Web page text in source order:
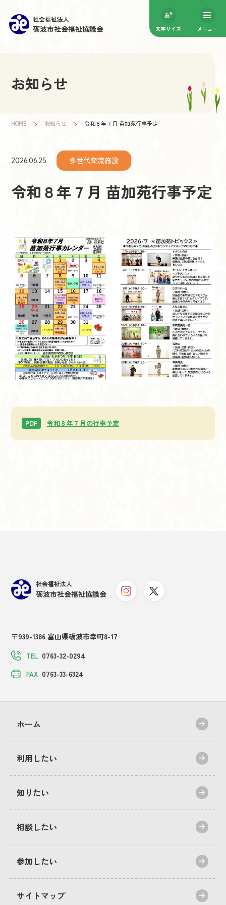
社会福祉法人
砺波市社会福祉協議会 文字サイズ メニュー
お知らせ
HOME お知らせ 令和８年７月 苗加苑行事予定
2026.06.25 多世代交流施設
令和８年７月 苗加苑行事予定
PDF 令和８年７月の行事予定
社会福祉法人
砺波市社会福祉協議会
〒939-1386 富山県砺波市幸町8-17
TEL 0763-32-0294
FAX 0763-33-6324
ホーム
利用したい
知りたい
相談したい
参加したい
サイトマップ